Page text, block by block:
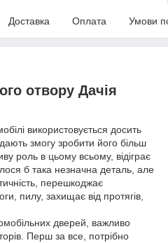
Доставка Оплата Умови
отвору Дачія
використовується досить
дають змогу зробити його більш
роль в цьому всьому, відіграє
б така незначна деталь, але
перешкоджає
пилу, захищає від протягів,
дверей, важливо
Перш за все, потрібно